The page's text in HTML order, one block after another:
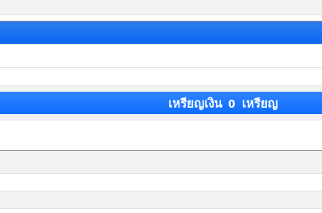
เหรียญเงิน 0 เหรียญ